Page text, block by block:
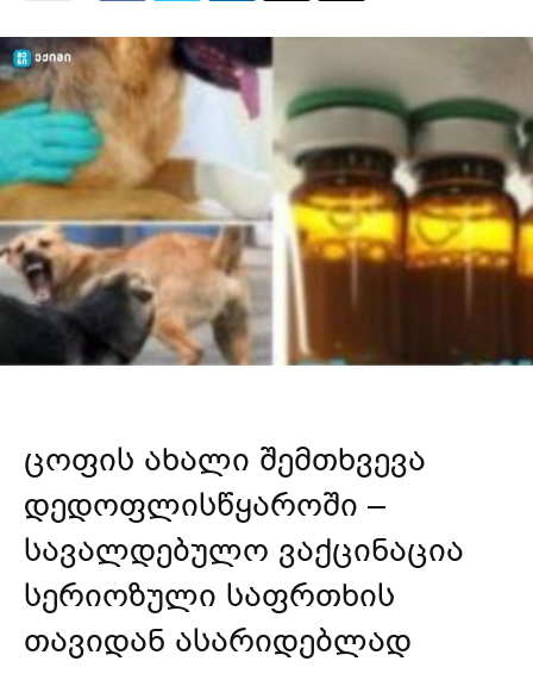
ცოფის ახალი შემთხვევა
დედოფლისწყაროში –
სავალდებულო ვაქცინაცია
სერიოზული საფრთხის
თავიდან ასარიდებლად